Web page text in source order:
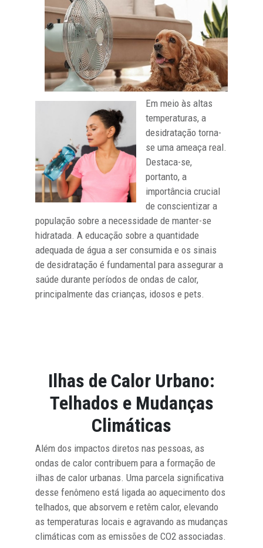
Em meio às altas
temperaturas, a
desidratação torna-
se uma ameaça real.
Destaca-se,
portanto, a
importância crucial
de conscientizar a
população sobre a necessidade de manter-se
hidratada. A educação sobre a quantidade
adequada de água a ser consumida e os sinais
de desidratação é fundamental para assegurar a
saúde durante períodos de ondas de calor,
principalmente das crianças, idosos e pets.
Ilhas de Calor Urbano:
Telhados e Mudanças
Climáticas
Além dos impactos diretos nas pessoas, as
ondas de calor contribuem para a formação de
ilhas de calor urbanas. Uma parcela significativa
desse fenômeno está ligada ao aquecimento dos
telhados, que absorvem e retêm calor, elevando
as temperaturas locais e agravando as mudanças
climáticas com as emissões de CO2 associadas.